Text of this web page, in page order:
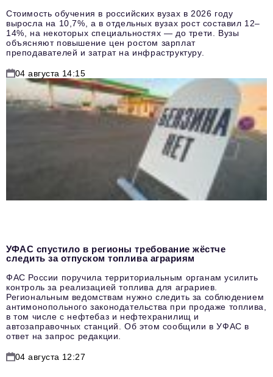
Стоимость обучения в российских вузах в 2026 году
выросла на 10,7%, а в отдельных вузах рост составил 12–
14%, на некоторых специальностях — до трети. Вузы
объясняют повышение цен ростом зарплат
преподавателей и затрат на инфраструктуру.
04 августа 14:15
УФАС спустило в регионы требование жёстче
следить за отпуском топлива аграриям
ФАС России поручила территориальным органам усилить
контроль за реализацией топлива для аграриев.
Региональным ведомствам нужно следить за соблюдением
антимонопольного законодательства при продаже топлива,
в том числе с нефтебаз и нефтехранилищ и
автозаправочных станций. Об этом сообщили в УФАС в
ответ на запрос редакции.
04 августа 12:27